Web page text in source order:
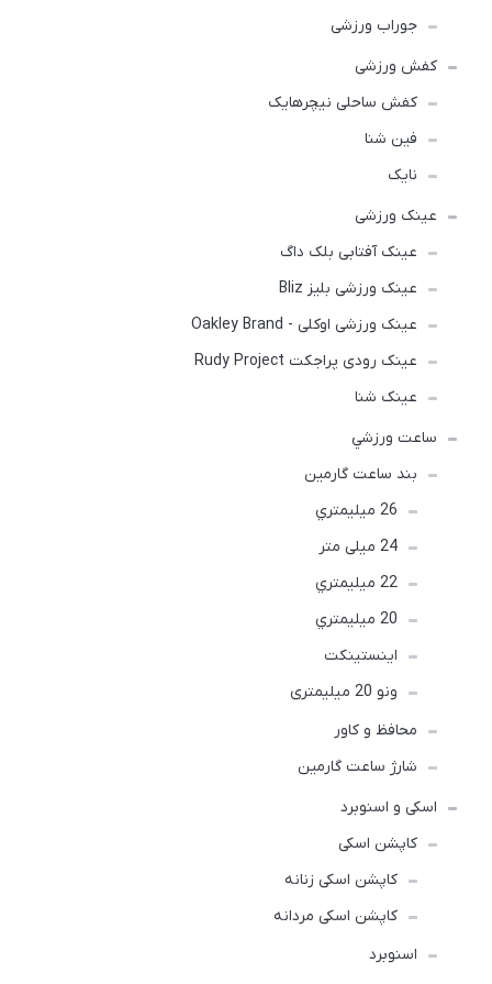
جوراب ورزشی
کفش ورزشی
كفش ساحلی نیچرهایک
فین شنا
نایک
عینک ورزشی
عینک آفتابی بلک داگ
عینک ورزشی بلیز Bliz
عینک ورزشی اوکلی - Oakley Brand
عینک رودی پراجکت Rudy Project
عینک شنا
ساعت ورزشي
بند ساعت گارمین
26 ميليمتري
24 میلی متر
22 ميليمتري
20 ميليمتري
اينستينكت
ونو 20 میلیمتری
محافظ و کاور
شارژ ساعت گارمین
اسکی و اسنوبرد
کاپشن اسکی
کاپشن اسکی زنانه
کاپشن اسکی مردانه
اسنوبرد